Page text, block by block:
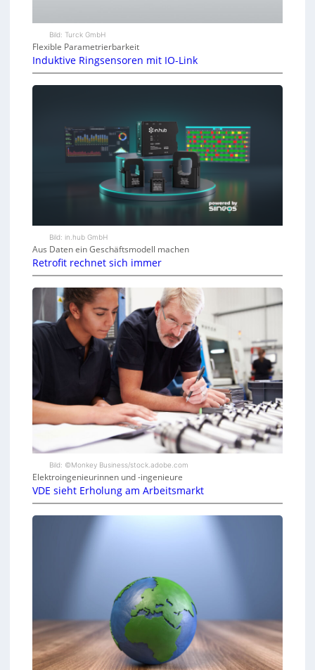
Bild: Turck GmbH
Flexible Parametrierbarkeit
Induktive Ringsensoren mit IO-Link
Bild: in.hub GmbH
Aus Daten ein Geschäftsmodell machen
Retrofit rechnet sich immer
Bild: ©Monkey Business/stock.adobe.com
Elektroingenieurinnen und -ingenieure
VDE sieht Erholung am Arbeitsmarkt